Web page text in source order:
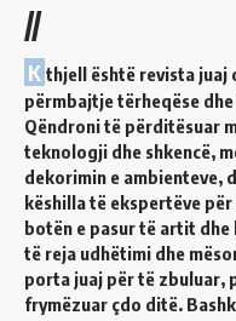
//
K thjell është revista juaj
përmbajtje tërheqëse
Qëndroni të përditësuar
teknologji dhe shkencë,
dekorimin e ambienteve,
këshilla të ekspertëve
botën e pasur të artit
të reja udhëtimi dhe
porta juaj për të zbuluar,
frymëzuar çdo ditë.